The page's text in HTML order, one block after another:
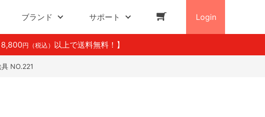
ブランド サポート Login
8,800 円（税込） 以上で送料無料！】
NO.221